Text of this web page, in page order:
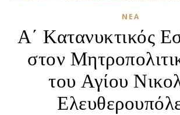
ΝΈΑ
Α΄ Κατανυκτικός
στον
του Αγίου